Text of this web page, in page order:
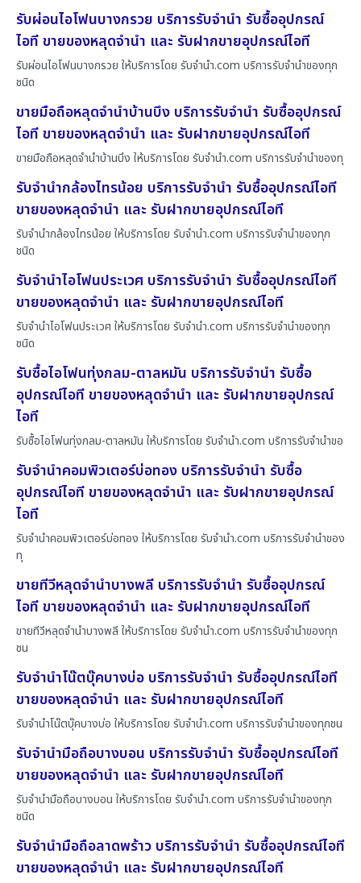
รับผ่อนไอโฟนบางกรวย บริการรับจำนำ รับซื้ออุปกรณ์
ไอที ขายของหลุดจำนำ และ รับฝากขายอุปกรณ์ไอที
รับผ่อนไอโฟนบางกรวย ให้บริการโดย รับจํานํา.com บริการรับจำนำของทุก
ชนิด
ขายมือถือหลุดจำนำบ้านบึง บริการรับจำนำ รับซื้ออุปกรณ์
ไอที ขายของหลุดจำนำ และ รับฝากขายอุปกรณ์ไอที
ขายมือถือหลุดจำนำบ้านบึง ให้บริการโดย รับจํานํา.com บริการรับจำนำของทุ
รับจำนำกล้องไทรน้อย บริการรับจำนำ รับซื้ออุปกรณ์ไอที
ขายของหลุดจำนำ และ รับฝากขายอุปกรณ์ไอที
รับจำนำกล้องไทรน้อย ให้บริการโดย รับจํานํา.com บริการรับจำนำของทุก
ชนิด
รับจำนำไอโฟนประเวศ บริการรับจำนำ รับซื้ออุปกรณ์ไอที
ขายของหลุดจำนำ และ รับฝากขายอุปกรณ์ไอที
รับจำนำไอโฟนประเวศ ให้บริการโดย รับจํานํา.com บริการรับจำนำของทุก
ชนิด
รับซื้อไอโฟนทุ่งกลม-ตาลหมัน บริการรับจำนำ รับซื้อ
อุปกรณ์ไอที ขายของหลุดจำนำ และ รับฝากขายอุปกรณ์
ไอที
รับซื้อไอโฟนทุ่งกลม-ตาลหมัน ให้บริการโดย รับจํานํา.com บริการรับจำนำขอ
รับจำนำคอมพิวเตอร์บ่อทอง บริการรับจำนำ รับซื้อ
อุปกรณ์ไอที ขายของหลุดจำนำ และ รับฝากขายอุปกรณ์
ไอที
รับจำนำคอมพิวเตอร์บ่อทอง ให้บริการโดย รับจํานํา.com บริการรับจำนำของ
ทุ
ขายทีวีหลุดจำนำบางพลี บริการรับจำนำ รับซื้ออุปกรณ์
ไอที ขายของหลุดจำนำ และ รับฝากขายอุปกรณ์ไอที
ขายทีวีหลุดจำนำบางพลี ให้บริการโดย รับจํานํา.com บริการรับจำนำของทุก
ชน
รับจำนำโน๊ตบุ๊คบางบ่อ บริการรับจำนำ รับซื้ออุปกรณ์ไอที
ขายของหลุดจำนำ และ รับฝากขายอุปกรณ์ไอที
รับจำนำโน๊ตบุ๊คบางบ่อ ให้บริการโดย รับจํานํา.com บริการรับจำนำของทุกชน
รับจำนำมือถือบางบอน บริการรับจำนำ รับซื้ออุปกรณ์ไอที
ขายของหลุดจำนำ และ รับฝากขายอุปกรณ์ไอที
รับจำนำมือถือบางบอน ให้บริการโดย รับจํานํา.com บริการรับจำนำของทุก
ชนิด
รับจำนำมือถือลาดพร้าว บริการรับจำนำ รับซื้ออุปกรณ์ไอที
ขายของหลุดจำนำ และ รับฝากขายอุปกรณ์ไอที